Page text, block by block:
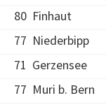
80 Finhaut
77 Niederbipp
71 Gerzensee
77 Muri b. Bern